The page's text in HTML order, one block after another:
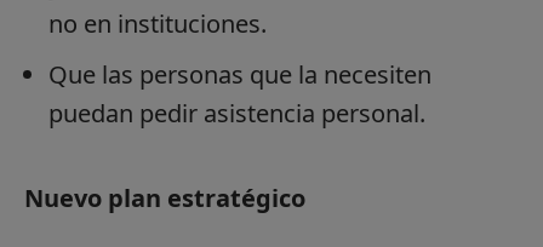
no en instituciones.
Que las personas que la necesiten
puedan pedir asistencia personal.
Nuevo plan estratégico